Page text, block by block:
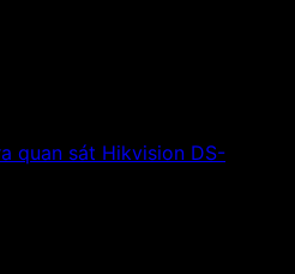
quan sát Hikvision DS-